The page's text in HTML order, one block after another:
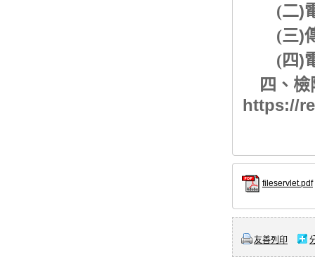
(二)
(三)
(四)
四、檢
https://
fileservlet.pdf
友善列印